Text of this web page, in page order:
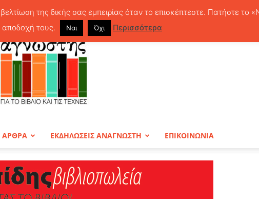
Παρασκευή, 7
ΑΡΘΡΑ ΕΚΔΗΛΩΣΕΙΣ ΑΝΑΓΝΩΣΤΗ ΕΠΙΚΟΙΝΩΝΙΑ
της δικής σας εμπειρίας όταν το επισκέπτεστε. Πατήστε το
αποδοχή τους.
Ναι Όχι Περισσότερα